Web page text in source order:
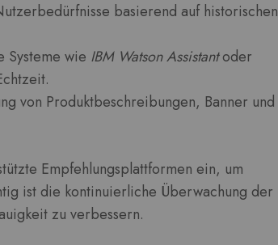
basierend auf historischen
Systeme wie IBM Watson Assistantoder
von Produktbeschreibungen, Banner und
Empfehlungsplattformen ein, um
ist die kontinuierliche Überwachung der
zu verbessern.